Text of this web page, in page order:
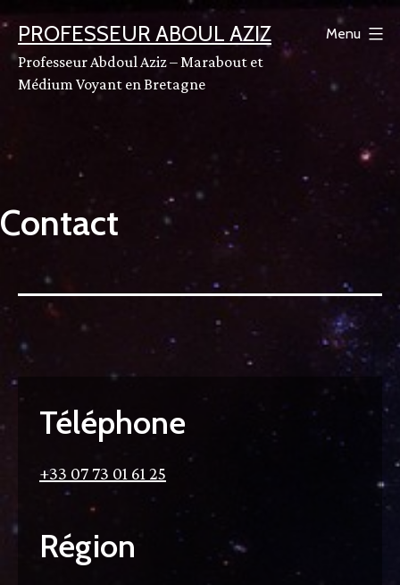
contenu
PROFESSEUR ABOUL AZIZ
Professeur Abdoul Aziz – Marabout et
Médium Voyant en Bretagne
Menu
Contact
Téléphone
+33 07 73 01 61 25
Région